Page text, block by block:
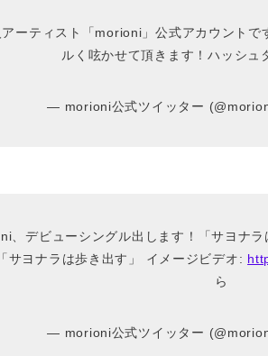
ーティスト「morioni」公式アカウント
ルく呟かせて頂きます！ハッシュ
— morioni公式ツイッター
、デビューシングル出します！「サヨナ
サヨナラは歩き出す」 イメージビデオ:
ら
— morioni公式ツイッター